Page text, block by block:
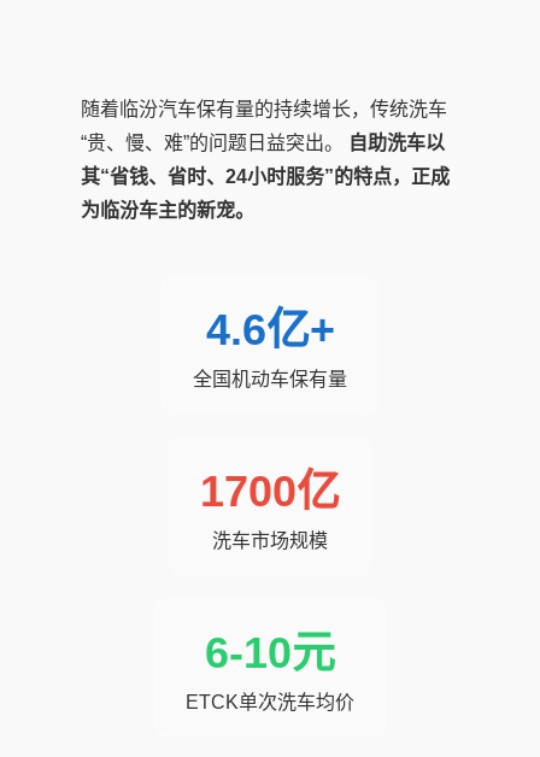
随着临汾汽车保有量的持续增长，传统洗车
“贵、慢、难”的问题日益突出。
自助洗车以
其“省钱、省时、24小时服务”的特点，正成
为临汾车主的新宠。
4.6亿+
全国机动车保有量
1700亿
洗车市场规模
6-10元
ETCK单次洗车均价